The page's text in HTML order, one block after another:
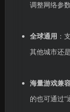
调整网络参
全球通用 ：
其他城市还
海量游戏兼
的也可通过“